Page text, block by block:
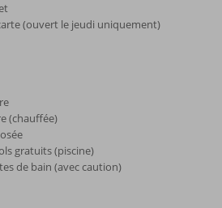
(ouvert le jeudi uniquement)
(chauffée)
gratuits (piscine)
de bain (avec caution)